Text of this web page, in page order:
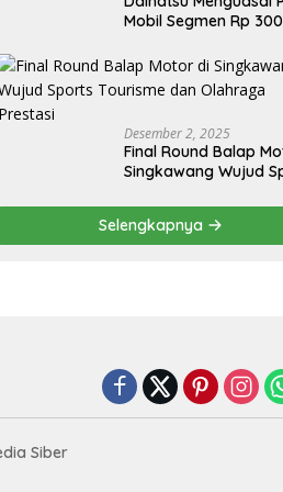
Mobil Segmen Rp 300
Ekspor
Desember 2, 2025
Final Round Balap
Singkawang Wujud
Prestasi
Selengkapnya
Siber